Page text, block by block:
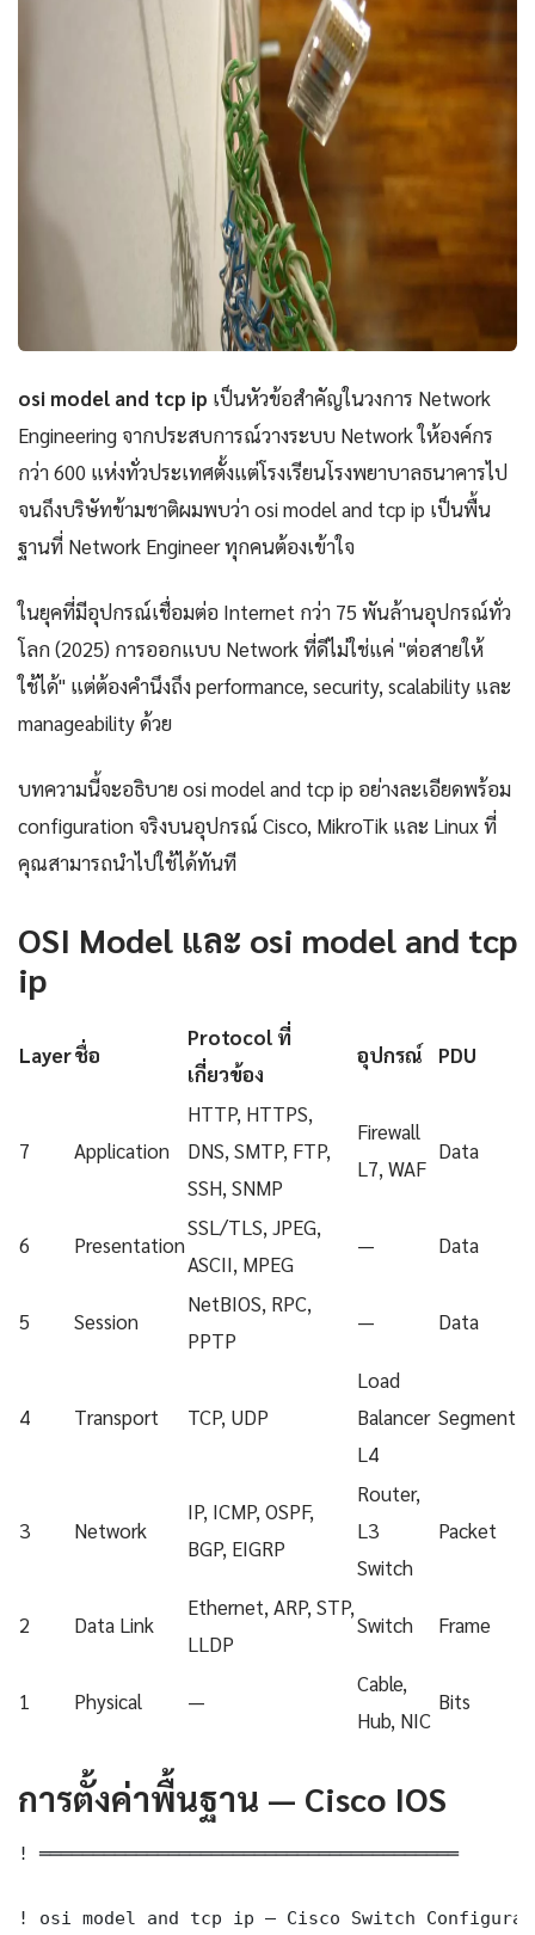
osi model and tcp ip เป็นหัวข้อสำคัญในวงการ Network
Engineering จากประสบการณ์วางระบบ Network ให้องค์กร
กว่า 600 แห่งทั่วประเทศตั้งแต่โรงเรียนโรงพยาบาลธนาคารไป
จนถึงบริษัทข้ามชาติผมพบว่า osi model and tcp ip เป็นพื้น
ฐานที่ Network Engineer ทุกคนต้องเข้าใจ
ในยุคที่มีอุปกรณ์เชื่อมต่อ Internet กว่า 75 พันล้านอุปกรณ์ทั่ว
โลก (2025) การออกแบบ Network ที่ดีไม่ใช่แค่ "ต่อสายให้
ใช้ได้" แต่ต้องคำนึงถึง performance, security, scalability และ
manageability ด้วย
บทความนี้จะอธิบาย osi model and tcp ip อย่างละเอียดพร้อม
configuration จริงบนอุปกรณ์ Cisco, MikroTik และ Linux ที่
คุณสามารถนำไปใช้ได้ทันที
OSI Model และ osi model and tcp
ip
Layerชื่อ
Protocol ที่
เกี่ยวข้อง
อุปกรณ์ PDU
7 Application
HTTP, HTTPS,
DNS, SMTP, FTP,
SSH, SNMP
Firewall
L7, WAF
Data
6 Presentation
SSL/TLS, JPEG,
ASCII, MPEG
— Data
5 Session
NetBIOS, RPC,
PPTP
— Data
4 Transport TCP, UDP
Load
Balancer
L4
Segment
3 Network
IP, ICMP, OSPF,
BGP, EIGRP
Router,
L3
Switch
Packet
2 Data Link
Ethernet, ARP, STP,
LLDP
Switch Frame
1 Physical —
Cable,
Hub, NIC
Bits
การตั้งค่าพื้นฐาน — Cisco IOS
! ═══════════════════════════════════════
! osi model and tcp ip — Cisco Switch